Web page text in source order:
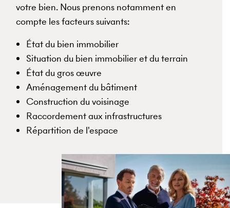
votre bien. Nous prenons notamment en
compte les facteurs suivants:
État du bien immobilier
Situation du bien immobilier et du terrain
État du gros œuvre
Aménagement du bâtiment
Construction du voisinage
Raccordement aux infrastructures
Répartition de l'espace